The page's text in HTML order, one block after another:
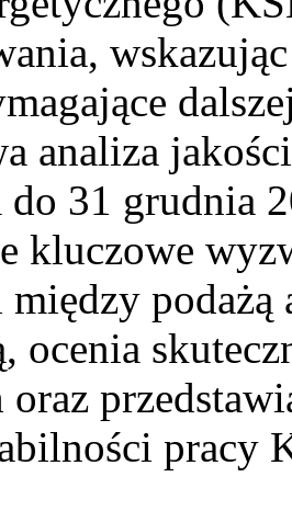
analiza
do 31 grudnia
kluczowe
podażą
ocenia
pracy